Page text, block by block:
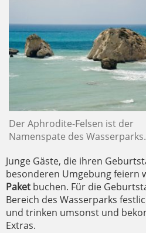
Der Aphrodite-Felsen ist der
Namenspate des Wasserparks.
Junge Gäste, die ihren
besonderen Umgebung feiern
Paket buchen. Für die
Bereich des Wasserparks
und trinken umsonst und
Extras.